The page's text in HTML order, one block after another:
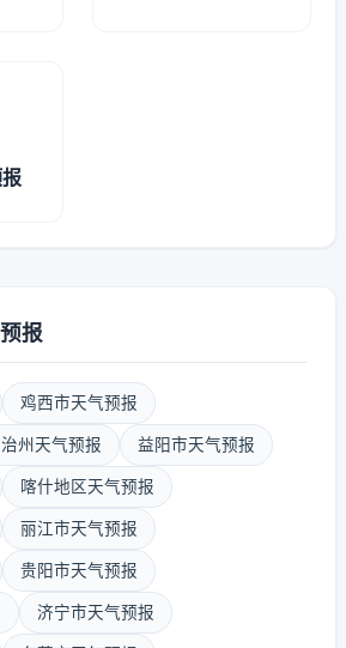
报
鸡西市天气预报
州天气预报 益阳市天气预报
喀什地区天气预报
丽江市天气预报
贵阳市天气预报
济宁市天气预报